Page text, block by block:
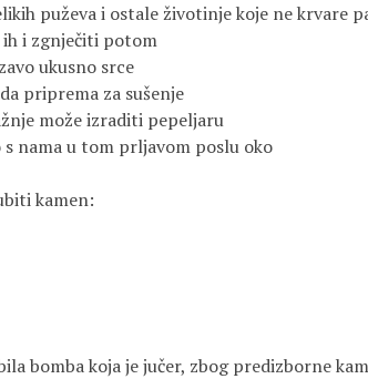
puževa i ostale životinje koje ne krvare
i zgnječiti potom
ukusno srce
priprema za sušenje
može izraditi pepeljaru
nama u tom prljavom poslu oko
kamen:
bomba koja je jučer, zbog predizborne